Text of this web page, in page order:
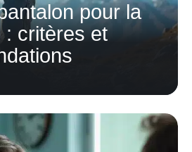
pour la
: critères et